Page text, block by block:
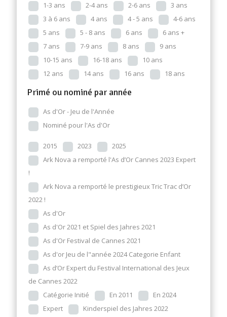
1-3 ans
2-4 ans 2-6 ans
3 ans
3 à 6 ans
4 ans 4 - 5 ans
4-6 ans
5 ans
5 - 8 ans 6 ans
6 ans +
7 ans
7-9 ans 8 ans
9 ans
10-15 ans
16-18 ans
10 ans
12 ans
14 ans 16 ans 18 ans
Primé ou nominé par année
As d'Or - Jeu de l'Année
Nominé pour l'As d'Or
2015 2023
2025
Ark Nova a remporté l'As d’Or Cannes 2023 Expert
!
Ark Nova a remporté le prestigieux Tric Trac d’Or
2022 !
As d'Or
As d'Or 2021 et Spiel des Jahres 2021
As d'Or Festival de Cannes 2021
As d'or Jeu de l"année 2024 Categorie Enfant
As d’Or Expert du Festival International des Jeux
de Cannes 2022
Catégorie Initié
En 2011
En 2024
Expert
Kinderspiel des Jahres 2022